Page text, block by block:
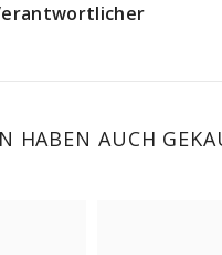
HABEN AUCH